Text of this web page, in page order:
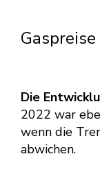
Die
2022 war
wenn die
abwichen.